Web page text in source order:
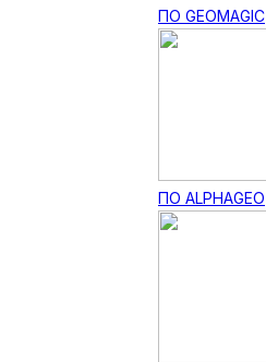
ПО GEOMAGIC
ПО ALPHAGEO